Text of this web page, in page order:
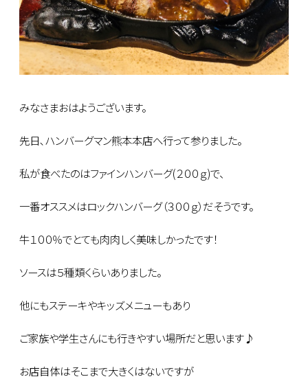
みなさまおはようございます。
先日､ハンバーグマン熊本本店へ行って参りました。
私が食べたのはファインハンバーグ(２００ｇ)で、
一番オススメはロックハンバーグ（３００ｇ）だそうです。
牛１００％でとても肉肉しく美味しかったです！
ソースは５種類くらいありました。
他にもステーキやキッズメニューもあり
ご家族や学生さんにも行きやすい場所だと思います♪
お店自体はそこまで大きくはないですが